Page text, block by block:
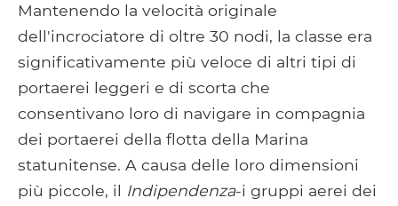
Mantenendo la velocità originale
dell'incrociatore di oltre 30 nodi, la classe era
significativamente più veloce di altri tipi di
portaerei leggeri e di scorta che
consentivano loro di navigare in compagnia
dei portaerei della flotta della Marina
statunitense. A causa delle loro dimensioni
più piccole, il Indipendenza-i gruppi aerei dei